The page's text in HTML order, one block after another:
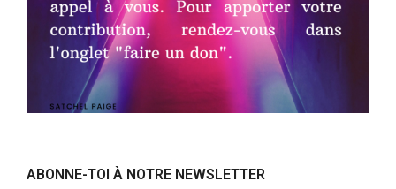
ABONNE-TOI À NOTRE NEWSLETTER